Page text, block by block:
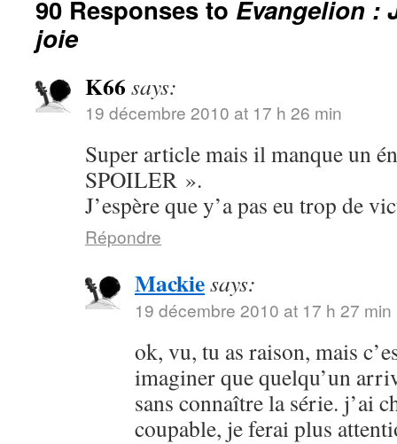
90 Responses to Evangelion :
joie
K66 says:
19 décembre 2010 at 17 h 26 min
Super article mais il manque un
SPOILER ».
J’espère que y’a pas eu trop de
Répondre
Mackiesays:
19 décembre 2010 at 17 h 27 min
ok, vu, tu as raison, mais
imaginer que quelqu’un
sans connaître la série. j’ai
coupable, je ferai plus